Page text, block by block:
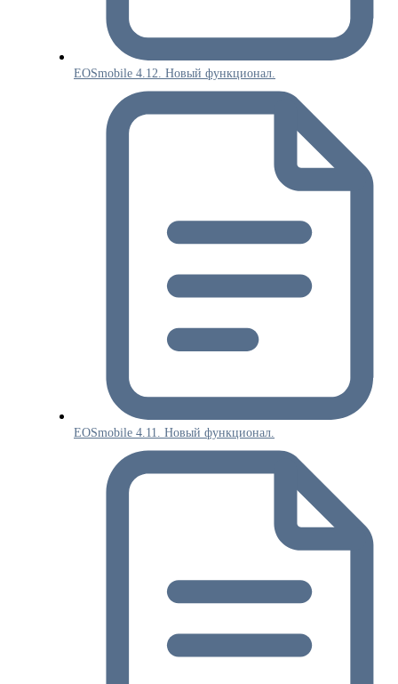
EOSmobile 4.12. Новый функционал.
EOSmobile 4.11. Новый функционал.